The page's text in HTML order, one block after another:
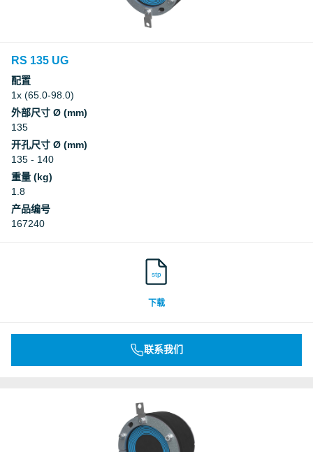
RS 135 UG
配置
1x (65.0-98.0)
外部尺寸 Ø (mm)
135
开孔尺寸 Ø (mm)
135 - 140
重量 (kg)
1.8
产品编号
167240
stp
下载
联系我们